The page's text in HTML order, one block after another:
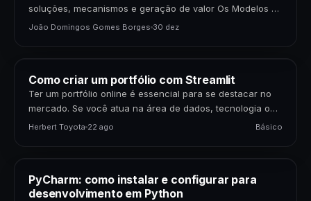
soluções, mecanismos e geração de valor Os Modelos de
Linguagem de Grande Porte (LLMs) multimodais
João Domingos Gomes Borges 30 dez
Como criar um portfólio com Streamlit
Ter um portfólio online é essencial para se destacar no
mercado. Se você atua na área de dados, tecnologia ou
negócios, apresentar seus projetos…
Herbert Toyota 22 ago Básico
PyCharm: como instalar e configurar para
desenvolvimento em Python